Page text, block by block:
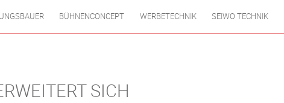
BÜHNENCONCEPT WERBETECHNIK SEIWO TECHNIK
SICH